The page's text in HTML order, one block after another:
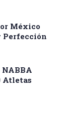
México
Perfección
Atletas